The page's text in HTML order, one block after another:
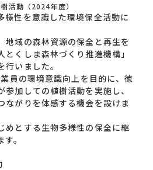
活動（2024年度）
様性を意識した環境保全活動に
地域の森林資源の保全と再生を
とくしま森林づくり推進機構」
いました。
員の環境意識向上を目的に、徳
加しての植樹活動を実施し、
ながりを体感する機会を設けま
めとする生物多様性の保全に継
。